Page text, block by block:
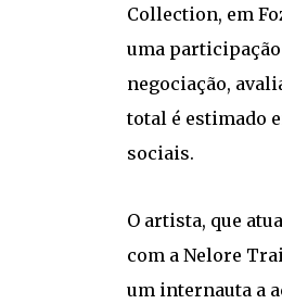
Collection, em
uma participação
negociação,
total é estimado
sociais.
O artista, que
com a Nelore
um internauta a